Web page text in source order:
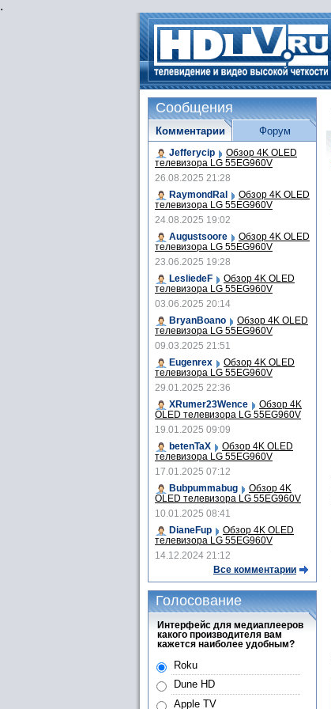
.
Сообщения
Комментарии
Jefferycip Обзор 4K OLED
телевизора LG 55EG960V
26.08.2025 21:28
RaymondRal
Обзор 4K OLED
телевизора LG 55EG960V
24.08.2025 19:02
Augustsoore
Обзор 4K OLED
телевизора LG 55EG960V
23.06.2025 19:28
LesliedeF
Обзор 4K OLED
телевизора LG 55EG960V
03.06.2025 20:14
BryanBoano
Обзор 4K OLED
телевизора LG 55EG960V
09.03.2025 21:51
Eugenrex
Обзор 4K OLED
телевизора LG 55EG960V
29.01.2025 22:36
XRumer23Wence
Обзор 4K
OLED телевизора LG 55EG960V
19.01.2025 09:09
betenTaX
Обзор 4K OLED
телевизора LG 55EG960V
17.01.2025 07:12
Bubpummabug
Обзор 4K
OLED телевизора LG 55EG960V
10.01.2025 08:41
DianeFup
Обзор 4K OLED
телевизора LG 55EG960V
14.12.2024 21:12
Все комментарии
Форум
Голосование
Интерфейс для медиаплееров
какого производителя вам
кажется наиболее удобным?
Roku
Dune HD
Apple TV